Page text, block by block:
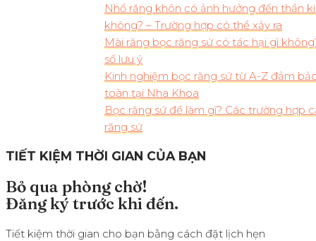
Nhổ răng khôn có ảnh hưởng đến thần
không? – Trường hợp có thể xảy ra
Mài răng bọc răng sứ có tác hại gì
số lưu ý
Kinh nghiệm bọc răng sứ từ A-Z đảm
toàn tại Nha Khoa
Bọc răng sứ để làm gì? Các trường hợp
răng sứ
TIẾT KIỆM THỜI GIAN CỦA BẠN
Bỏ qua phòng chờ!
Đăng ký trước khi đến.
Tiết kiệm thời gian cho bạn bằng cách đặt lịch hẹn